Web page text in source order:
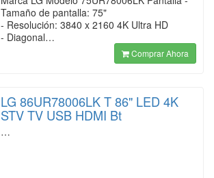
Tamaño de pantalla: 75"
- Resolución: 3840 x 2160 4K Ultra HD
- Diagonal…
Comprar Ahora
LG 86UR78006LK T 86" LED 4K
STV TV USB HDMI Bt
…